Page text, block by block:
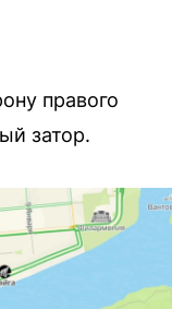
правого
затор.